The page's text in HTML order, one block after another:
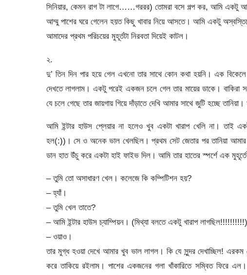
সিনিয়ার, কেমন রাগ টা লাগে……গররর) তোমরা বসে গল্প কর, আমি একটু
আম্মু পাশের ঘরে গেলেন হয়ত কিছু খাবার নিয়ে আসতে। আমি একটু
আমাদের প্রথম পরিচয়ের মুহূর্তটা নিরবতা দিয়েই কাটল।
২.
দু’ তিন দিন পার হয়ে গেল এখনো তার সাথে কোন কথা হয়নি। এক
দেখতে লাগলাম। একটু পরেই একজন চলে গেল তার মায়ের ডাকে।
যে চলে গেছে তার জায়গায় গিয়ে দাঁড়াতে দেখি আমার সাথে জুটি হচ্ছে
আমি ইন্টার হাউস প্লেয়ার না হলেও খুব একটা খারাপ খেলি না। তাই
হল(:))। সে ও অনেক ভাল খেলছিল। প্রথম সেট জেতার পর তানিয়া আমার
ডান হাত উঁচু করে একটা হাই ফাইভ দিল। আমি তার হাতের স্পর্শে এক
– তুমি তো অসাধারণ খেল। কলেজে কি কম্পিটিশন হয়?
– হ্যাঁ।
– তুমি খেল তাতে?
– আমি ইন্টার হাউস চ্যাম্পিয়ন। (মিথ্যা বলতে একটু খারাপ লাগছিল!!!!!!!!!!)
– ওয়াও।
তার মুগ্ধ হওয়া দেখে আমার খুব ভাল লাগল। কি যে সুন্দর দেখাচ্ছিল! এরকম
করে তাকিয়ে রইলাম। পাশের একজনের গলা খাঁকারিতে সম্বিত ফিরে